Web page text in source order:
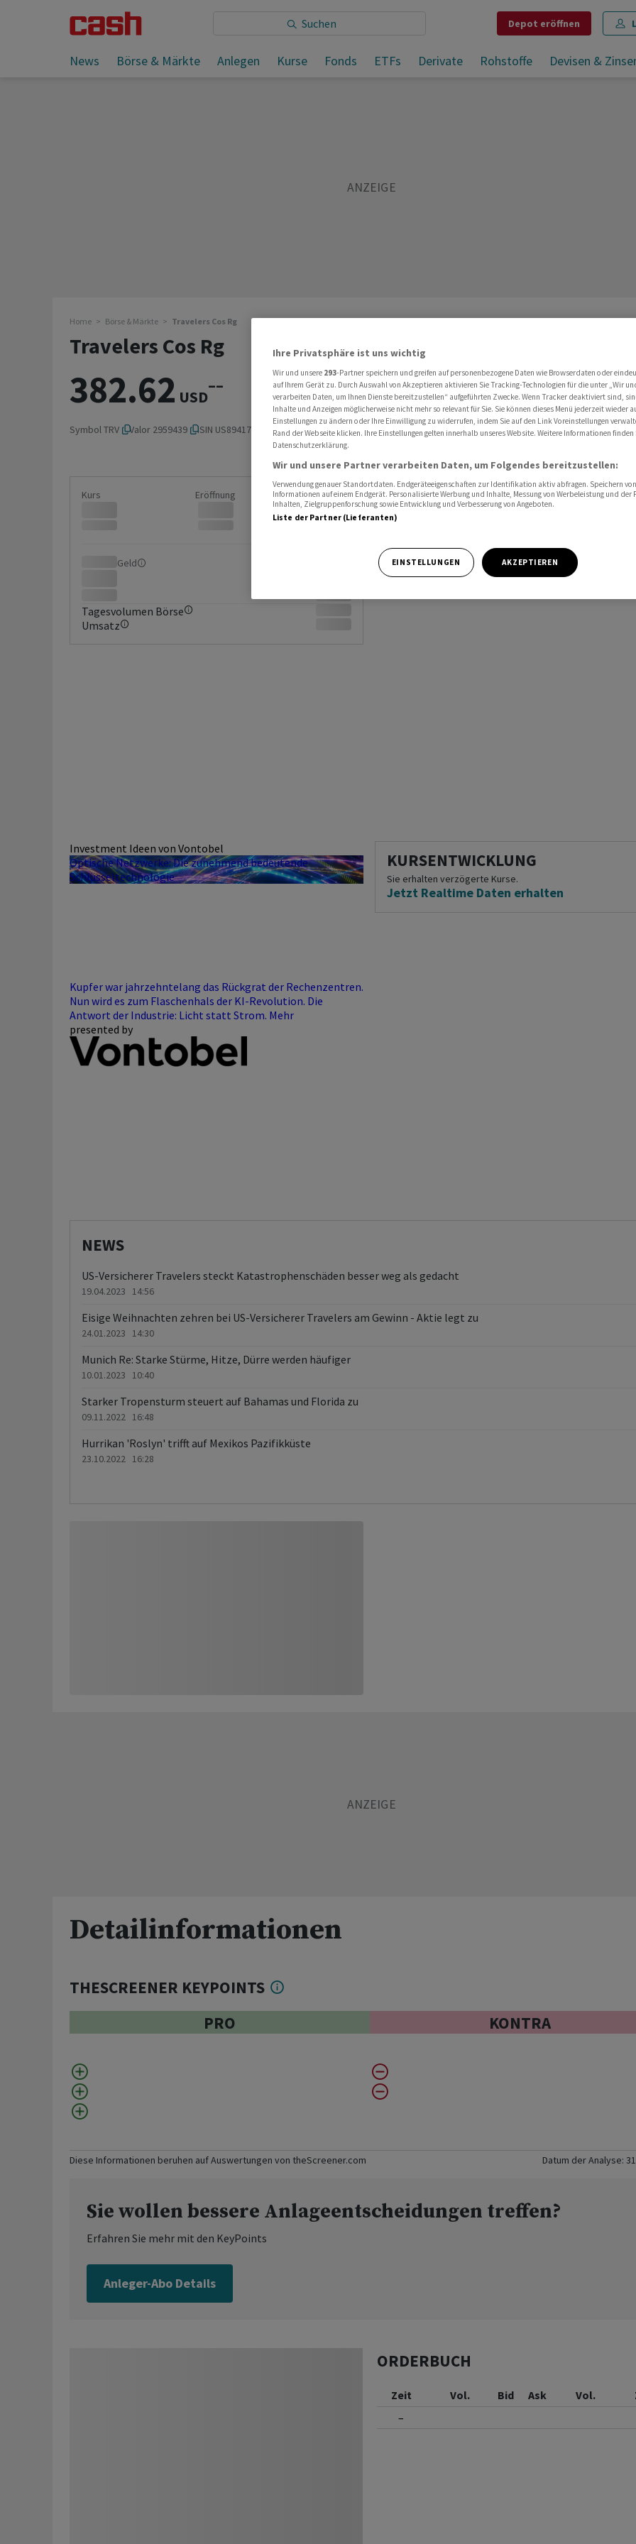
Depot eröffnen
News Börse & Märkte Anlegen Kurse Fonds ETFs Derivate Rohstoffe Devisen &
Home Börse & Märkte Travelers Cos Rg
Travelers Cos Rg
382.62 USD
––
SymbolTRV Valor 2959439 ISIN US89417E1091
Kurs Eröffnung Vortag
Geld
Tagesvolumen Börse
Umsatz
KURSENTWICKLUNG
Sie erhalten verzögerte Kurse.
Jetzt Realtime Daten erhalten
Investment Ideen von Vontobel
Optische Netzwerke: Die zunehmend bedeutende
Schlüsseltechnologie
Kupfer war jahrzehntelang das Rückgrat der Rechenzentren.
Nun wird es zum Flaschenhals der KI-Revolution. Die
Antwort der Industrie: Licht statt Strom. Mehr
presented by
NEWS
US-Versicherer Travelers steckt Katastrophenschäden besser weg als gedacht
19.04.2023 14:56
Eisige Weihnachten zehren bei US-Versicherer Travelers am Gewinn - Aktie legt zu
24.01.2023 14:30
Munich Re: Starke Stürme, Hitze, Dürre werden häufiger
10.01.2023 10:40
Starker Tropensturm steuert auf Bahamas und Florida zu
09.11.2022 16:48
Hurrikan 'Roslyn' trifft auf Mexikos Pazifikküste
23.10.2022 16:28
Detailinformationen
THESCREENER KEYPOINTS
PRO
KONTRA
Diese Informationen beruhen auf Auswertungen von theScreener.com Datum der Analyse:
Sie wollen bessere Anlageentscheidungen treffen?
Erfahren Sie mehr mit den KeyPoints
Anleger-Abo Details
ORDERBUCH
Zeit Vol. Bid Ask Vol.
–
Ihre Privatsphäre ist uns wichtig
Wir und unsere 293-Partner speichern und greifen auf personenbezogene Daten wie Browserdaten oder
auf Ihrem Gerät zu. Durch Auswahl von Akzeptieren aktivieren Sie Tracking-Technologien für die unter „Wir
verarbeiten Daten, um Ihnen Dienste bereitzustellen“ aufgeführten Zwecke. Wenn Tracker deaktiviert sind,
Inhalte und Anzeigen möglicherweise nicht mehr so relevant für Sie. Sie können dieses Menü jederzeit wieder
Einstellungen zu ändern oder Ihre Einwilligung zu widerrufen, indem Sie auf den Link Voreinstellungen
Rand der Webseite klicken. Ihre Einstellungen gelten innerhalb unseres Website. Weitere Informationen finden
Datenschutzerklärung.
Wir und unsere Partner verarbeiten Daten, um Folgendes bereitzustellen:
Verwendung genauer Standortdaten. Endgeräteeigenschaften zur Identifikation aktiv abfragen. Speichern
Informationen auf einem Endgerät. Personalisierte Werbung und Inhalte, Messung von Werbeleistung und der
Inhalten, Zielgruppenforschung sowie Entwicklung und Verbesserung von Angeboten.
Liste der Partner (Lieferanten)
EINSTELLUNGEN AKZEPTIEREN